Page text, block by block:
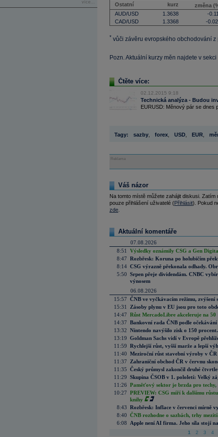
více... Ostatní kurz
změna
AUD/USD
1.3638
-
CAD/USD
1.3368 -
* vůči závěru evropského obchodování
Pozn. Aktuální kurzy měn najdete v sekci
Čtěte více:
02.12.2015 9:18
Technická analýza - Budou
EURUSD: Měnový pár se dnes
Tagy: sazby forex USD EUR
Reklama
Váš názor
Na tomto místě můžete zahájit diskusi.
pouze přihlášení uživatelé (Přihlásit). Pokud
zde
Aktuální komentáře
07.08.2026
8:51
Výsledky oznámily CSG a Gen
8:47 Rozbřesk: Koruna po holubičím
8:14 CSG výrazně překonala odhady.
5:50 Srpen přeje dividendám. CNBC
výnosem
06.08.2026
15:57 ČNB ve vyčkávacím režimu, zvýšení
15:31
Zásoby plynu v EU jsou pro toto
14:47 Růst MercadoLibre akceleruje na
14:37 Bankovní rada ČNB podle
13:32 Nintendo navýšilo zisk o 150
13:19 Goldman Sachs vidí v Evropě
11:59 Rychlejší růst, vyšší marže a lepší
11:40 Meziroční růst stavební výroby v
11:37
Zahraniční obchod ČR v červnu
11:35 Český průmysl zakončil druhé
11:29 Skupina ČSOB v 1. pololetí: Velký
11:26 Paměťový sektor je brzda pro techy,
10:27 PREVIEW: CSG míří k dalšímu
knihy
8:43 Rozbřesk: Inflace v červenci mírně
8:40 ČNB rozhodne o sazbách, trhy
6:08
Apple není AI firma. Jeho síla stojí
1 2 3 4